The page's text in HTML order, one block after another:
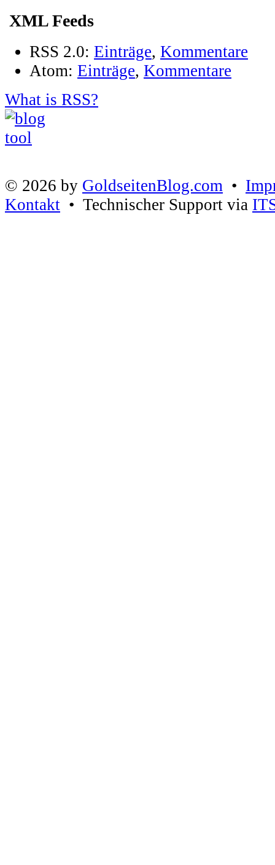
XML Feeds
RSS 2.0: Einträge, Kommentare
Atom: Einträge, Kommentare
What is RSS?
© 2026 by GoldseitenBlog.com •
Kontakt • Technischer Support via